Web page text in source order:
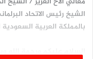
الشيخ رئيس الاتحاد
بالمملكة العربية
السلام عليكم ورحمة الله